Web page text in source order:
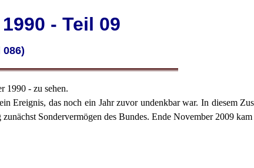
- Teil 09
086)
1990 - zu sehen.
das noch ein Jahr zuvor undenkbar war. In diesem
Sondervermögen des Bundes. Ende November 2009